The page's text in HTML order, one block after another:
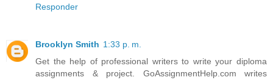
Responder
Brooklyn Smith 1:33 p. m.
Get the help of professional writers to write your diploma
assignments & project. GoAssignmentHelp.com writes